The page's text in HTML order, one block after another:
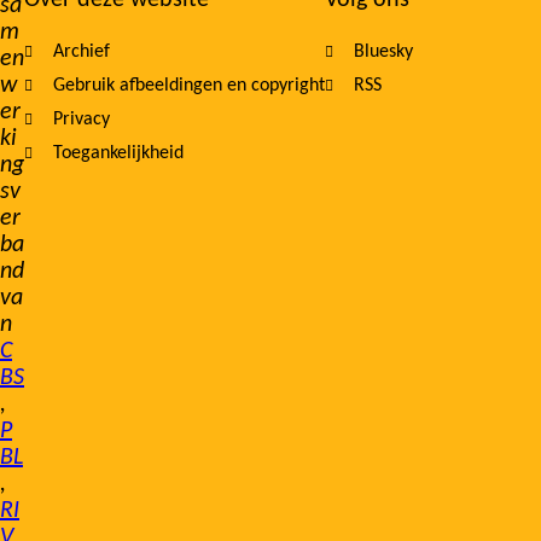
sa
m
en
w
er
ki
ng
sv
er
ba
nd
va
n
C
BS
,
P
BL
,
RI
Archief
Gebruik afbeeldingen en copyright
Privacy
Toegankelijkheid
Bluesky
RSS